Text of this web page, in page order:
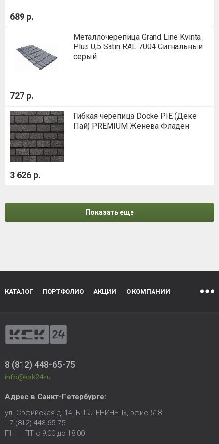
689 р.
Металлочерепица Grand Line Kvinta
Plus 0,5 Satin RAL 7004 Сигнальный
серый
727 р.
Гибкая черепица Döcke PIE (Деке
Пай) PREMIUM Женева Фладен
3 626 р.
Показать еще
КАТАЛОГ ПОРТФОЛИО АКЦИИ О КОМПАНИИ
8 (812) 448-65-75
info@ksk24.ru
Адрес в Санкт-Петербурге:
ул. Софийская д. 14, БЦ «ЛЕНИНЕЦ», офис 518
+7 (812) 448-65-75
ПН — ПТ с 9:00 до 18:00